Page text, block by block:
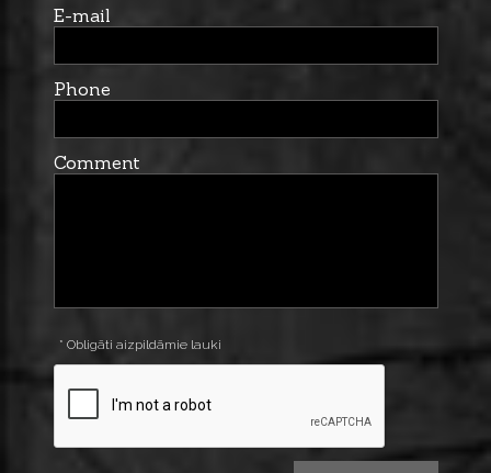
E-mail
Phone
Comment
* Obligāti aizpildāmie lauki